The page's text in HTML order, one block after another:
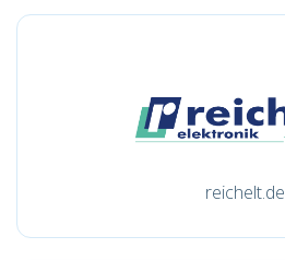
reichelt.de